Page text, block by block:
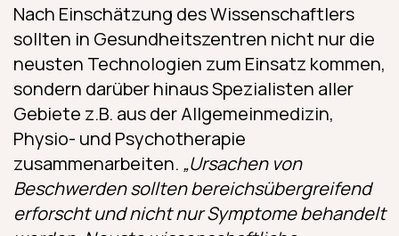
Nach Einschätzung des Wissenschaftlers
sollten in Gesundheitszentren nicht nur die
neusten Technologien zum Einsatz kommen,
sondern darüber hinaus Spezialisten aller
Gebiete z.B. aus der Allgemeinmedizin,
Physio- und Psychotherapie
zusammenarbeiten. „Ursachen von
Beschwerden sollten bereichsübergreifend
erforscht und nicht nur Symptome behandelt